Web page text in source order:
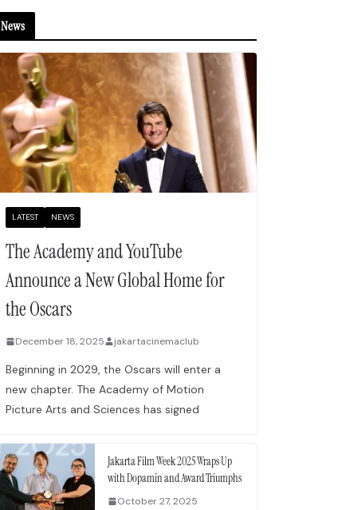
News
LATEST NEWS
The Academy and YouTube
Announce a New Global Home for
the Oscars
December 18, 2025 jakartacinemaclub
Beginning in 2029, the Oscars will enter a
new chapter. The Academy of Motion
Picture Arts and Sciences has signed
Jakarta Film Week 2025 Wraps Up
with Dopamin and Award Triumphs
October 27, 2025